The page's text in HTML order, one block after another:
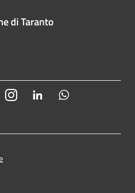
di Taranto
Instagram LinkedIn